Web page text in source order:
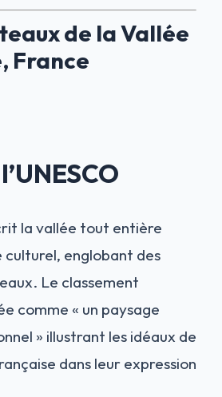
de la Vallée
France
la vallée tout entière
culturel, englobant des
Le classement
comme « un paysage
» illustrant les idéaux de
dans leur expression